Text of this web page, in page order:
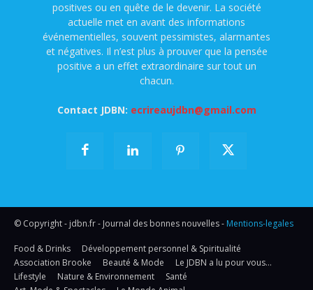
positives ou en quête de le devenir. La société
actuelle met en avant des informations
événementielles, souvent pessimistes, alarmantes
et négatives. Il n’est plus à prouver que la pensée
positive a un effet extraordinaire sur tout un
chacun.
Contact JDBN: ecrireaujdbn@gmail.com
© Copyright - jdbn.fr - Journal des bonnes nouvelles - Mentions-legales
Food & Drinks
Développement personnel & Spiritualité
Association Brooke
Beauté & Mode
Le JDBN a lu pour vous…
Lifestyle
Nature & Environnement
Santé